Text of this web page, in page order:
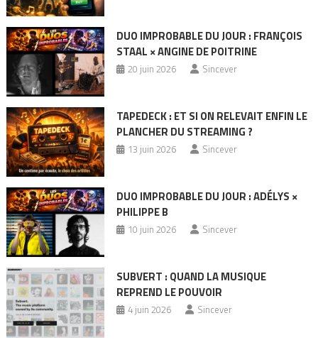
DUO IMPROBABLE DU JOUR : FRANÇOIS
STAAL × ANGINE DE POITRINE
20 juin 2026 Sincever
TAPEDECK : ET SI ON RELEVAIT ENFIN LE
PLANCHER DU STREAMING ?
13 juin 2026 Sincever
DUO IMPROBABLE DU JOUR : ADÉLYS ×
PHILIPPE B
10 juin 2026 Sincever
SUBVERT : QUAND LA MUSIQUE
REPREND LE POUVOIR
4 juin 2026 Sincever